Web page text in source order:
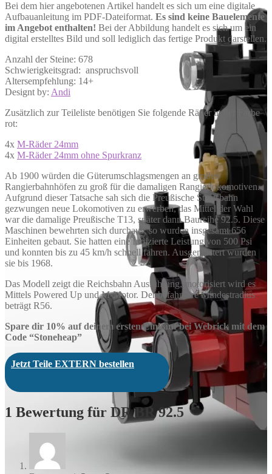
Bei dem hier angebotenen Artikel handelt es sich um eine digitale
Aufbauanleitung im PDF-Dateiformat. Es sind keine Bauelemente
im Angebot enthalten! Bei der Abbildung handelt es sich um ein
digital erstelltes Bild und soll lediglich das fertige Produkt darstellen.
Anzahl der Steine: 678
Schwierigkeitsgrad: anspruchsvoll
Altersempfehlung: 14+
Designt by: Andi
Zusätzlich zur Teileliste benötigen Sie folgende Räder in der Farbe
rot:
4x M-Räder 24mm
4x M-Räder 24mm ohne Spurkranz
Ab 1900 würden die Güterumschlagsmengen an großen
Rangierbahnhöfen zu groß für die damaligen Rangierlokomotiven.
Aufgrund dieser Tatsache sah sich die Preußische Staatsbahn
gezwungen neue Lokomotiven zu erwerben, das Mittel der Wahl
war die damalige Preußische T13, später dann Baureihe 92.5. Diese
Maschinen bewehrten sich durchaus, so wurden insgesamt 656
Einheiten gebaut. Sie hatten eine Indizierte Leistung von 500 Psi
und konnten bis zu 45 km/h schnell fahren. Ausgemustert wurden
sie bis 1968.
Das Modell zeigt die Reichsbahn Ausführung, motorisiert wird es
Mittels Powered Up und M-Motor. Der befahrbare Mindestradius
beträgt R56.
Spare dir 10% auf deinem ersten Einkauf bei Webrick mit dem
Code “Stoneheap”
Jetzt Teile EXTERN bestellen
1 Bewertung für DR BR 92.5